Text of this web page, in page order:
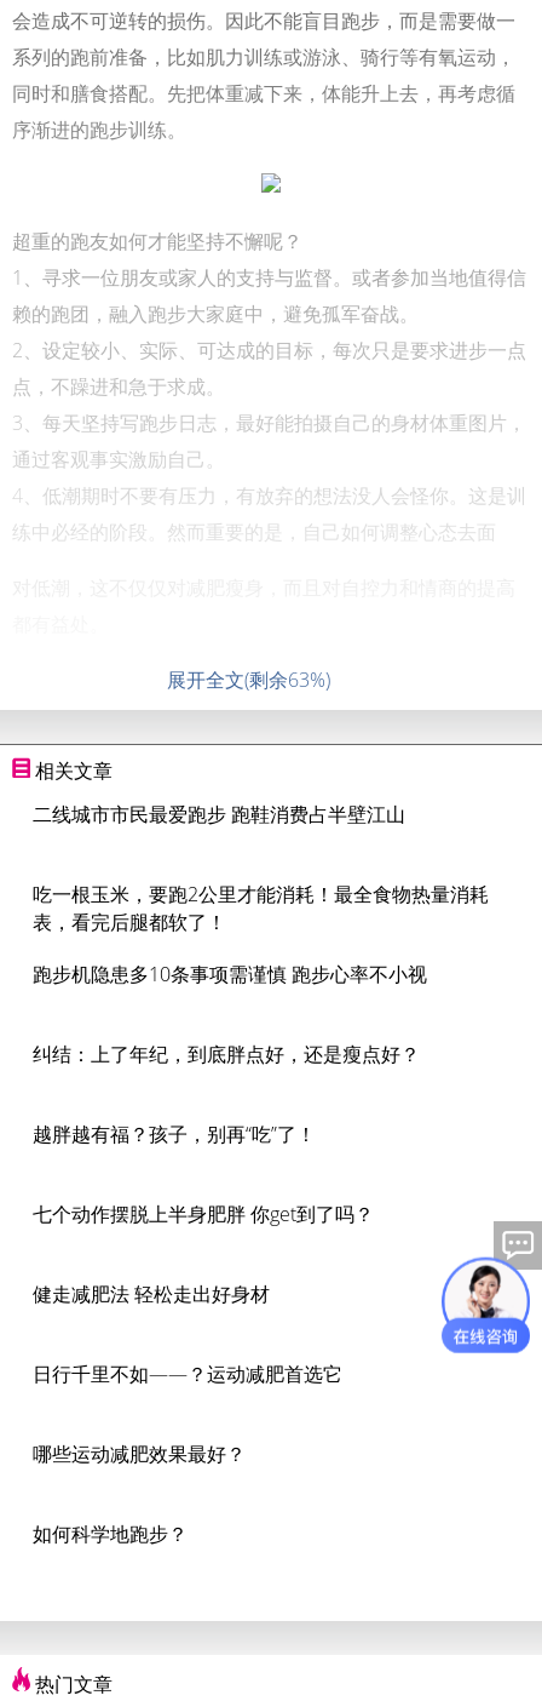
会造成不可逆转的损伤。因此不能盲目跑步，而是需要做一
系列的跑前准备，比如肌力训练或游泳、骑行等有氧运动，
同时和膳食搭配。先把体重减下来，体能升上去，再考虑循
序渐进的跑步训练。
超重的跑友如何才能坚持不懈呢？
1、寻求一位朋友或家人的支持与监督。或者参加当地值得信
赖的跑团，融入跑步大家庭中，避免孤军奋战。
2、设定较小、实际、可达成的目标，每次只是要求进步一点
点，不躁进和急于求成。
3、每天坚持写跑步日志，最好能拍摄自己的身材体重图片，
通过客观事实激励自己。
4、低潮期时不要有压力，有放弃的想法没人会怪你。这是训
练中必经的阶段。然而重要的是，自己如何调整心态去面
展开全文(剩余63%)
相关文章
二线城市市民最爱跑步 跑鞋消费占半壁江山
吃一根玉米，要跑2公里才能消耗！最全食物热量消耗
表，看完后腿都软了！
跑步机隐患多10条事项需谨慎 跑步心率不小视
纠结：上了年纪，到底胖点好，还是瘦点好？
越胖越有福？孩子，别再“吃”了！
七个动作摆脱上半身肥胖 你get到了吗？
健走减肥法 轻松走出好身材
日行千里不如——？运动减肥首选它
哪些运动减肥效果最好？
如何科学地跑步？
热门文章